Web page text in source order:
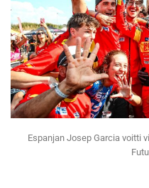
Espanjan Josep Garcia voitti